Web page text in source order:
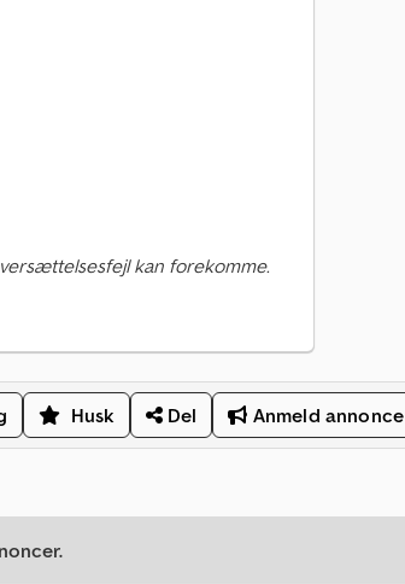
kan forekomme.
Husk Del Anmeld annonce